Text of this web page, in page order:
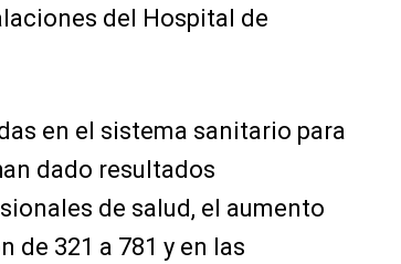
del Hospital de
en el sistema sanitario para
dado resultados
de salud, el aumento
de 321 a 781 y en las